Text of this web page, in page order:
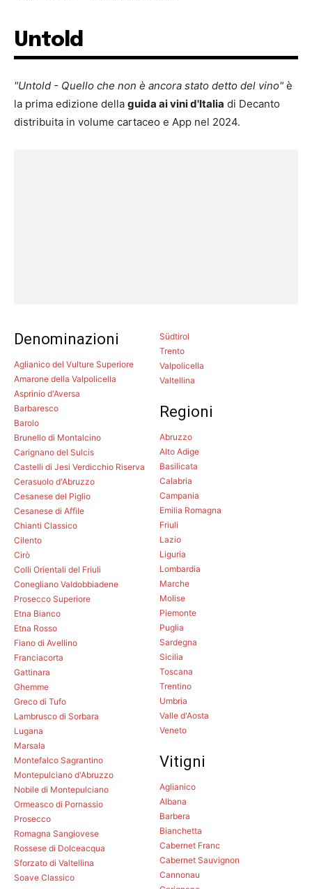
Untold
"Untold - Quello che non è ancora stato detto del vino" è
la prima edizione della guida ai vini d'Italia di Decanto
distribuita in volume cartaceo e App nel 2024.
Denominazioni
Aglianico del Vulture Superiore
Amarone della Valpolicella
Asprinio d'Aversa
Barbaresco
Barolo
Brunello di Montalcino
Carignano del Sulcis
Castelli di Jesi Verdicchio Riserva
Cerasuolo d'Abruzzo
Cesanese del Piglio
Cesanese di Affile
Chianti Classico
Cilento
Cirò
Colli Orientali del Friuli
Conegliano Valdobbiadene
Prosecco Superiore
Etna Bianco
Etna Rosso
Fiano di Avellino
Franciacorta
Gattinara
Ghemme
Greco di Tufo
Lambrusco di Sorbara
Lugana
Marsala
Montefalco Sagrantino
Montepulciano d'Abruzzo
Nobile di Montepulciano
Ormeasco di Pornassio
Prosecco
Romagna Sangiovese
Rossese di Dolceacqua
Sforzato di Valtellina
Soave Classico
Südtirol
Trento
Valpolicella
Valtellina
Regioni
Abruzzo
Alto Adige
Basilicata
Calabria
Campania
Emilia Romagna
Friuli
Lazio
Liguria
Lombardia
Marche
Molise
Piemonte
Puglia
Sardegna
Sicilia
Toscana
Trentino
Umbria
Valle d'Aosta
Veneto
Vitigni
Aglianico
Albana
Barbera
Bianchetta
Cabernet Franc
Cabernet Sauvignon
Cannonau